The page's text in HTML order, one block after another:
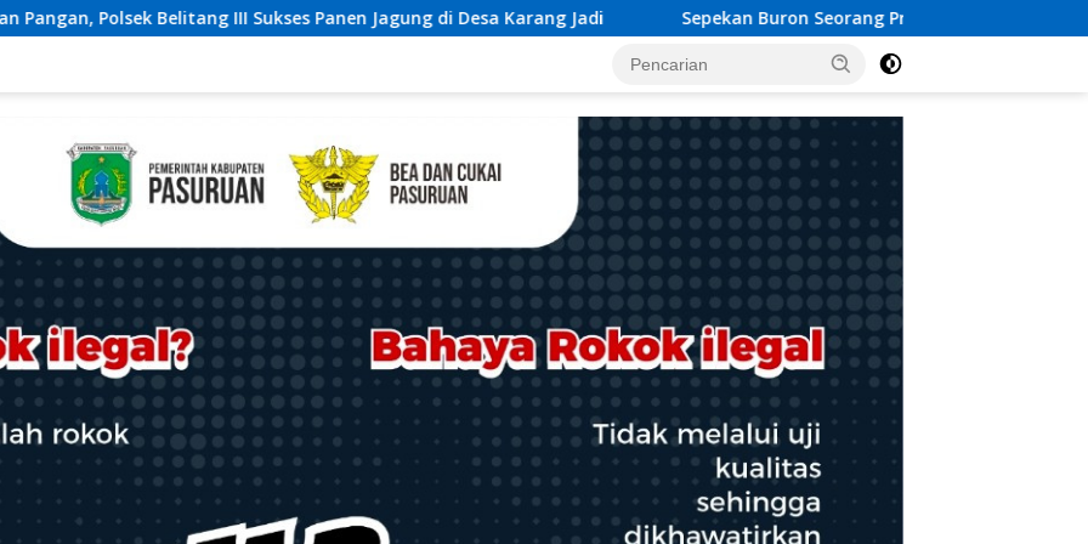
Panen Jagung di Desa Karang Jadi Sepekan Buron Seorang Pria Pelaku Curas Berhasil Diamankan Tim SW